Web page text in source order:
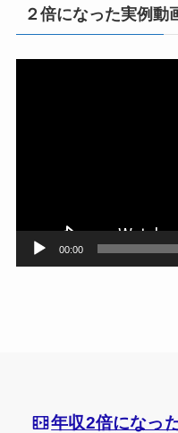
２倍になった実例動
00:00
年収2倍になっ